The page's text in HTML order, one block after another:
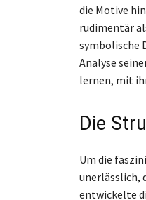
die Motive
rudimentär
symbolische
Analyse
lernen, mit
Die
Um die
unerlässlich,
entwickelte